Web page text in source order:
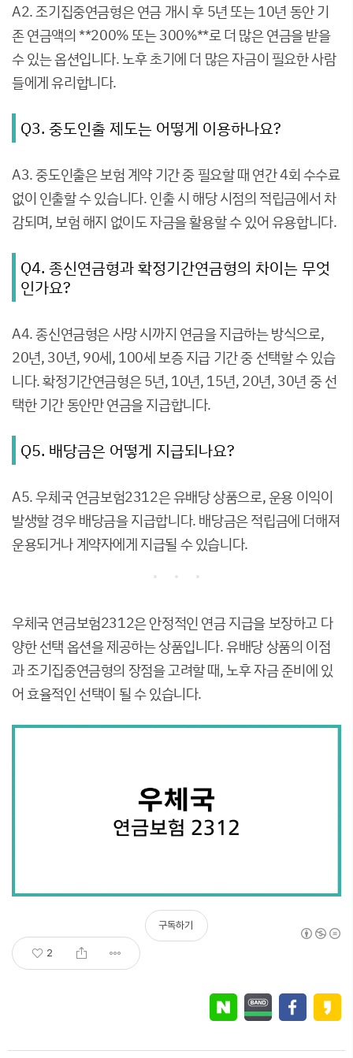
A2. 조기집중연금형은 연금 개시 후 5년 또는 10년 동안 기
존 연금액의 **200% 또는 300%**로 더 많은 연금을 받을
수 있는 옵션입니다. 노후 초기에 더 많은 자금이 필요한 사람
들에게 유리합니다.
Q3. 중도인출 제도는 어떻게 이용하나요?
A3. 중도인출은 보험 계약 기간 중 필요할 때 연간 4회 수수료
없이 인출할 수 있습니다. 인출 시 해당 시점의 적립금에서 차
감되며, 보험 해지 없이도 자금을 활용할 수 있어 유용합니다.
Q4. 종신연금형과 확정기간연금형의 차이는 무엇
인가요?
A4. 종신연금형은 사망 시까지 연금을 지급하는 방식으로,
20년, 30년, 90세, 100세 보증 지급 기간 중 선택할 수 있습
니다. 확정기간연금형은 5년, 10년, 15년, 20년, 30년 중 선
택한 기간 동안만 연금을 지급합니다.
Q5. 배당금은 어떻게 지급되나요?
A5. 우체국 연금보험2312은 유배당 상품으로, 운용 이익이
발생할 경우 배당금을 지급합니다. 배당금은 적립금에 더해져
운용되거나 계약자에게 지급될 수 있습니다.
우체국 연금보험2312은 안정적인 연금 지급을 보장하고 다
양한 선택 옵션을 제공하는 상품입니다. 유배당 상품의 이점
과 조기집중연금형의 장점을 고려할 때, 노후 자금 준비에 있
어 효율적인 선택이 될 수 있습니다.
2
구독하기